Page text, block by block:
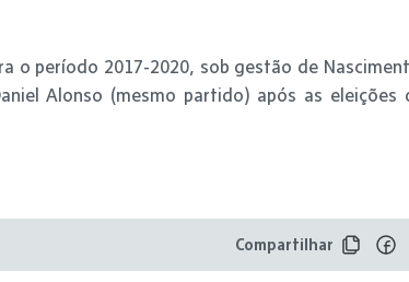
o período 2017-2020, sob gestão de
Alonso (mesmo partido) após as eleições
Compartilhar